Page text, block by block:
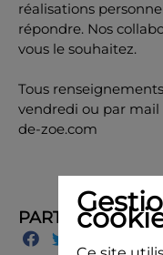
réalisations
répondre. Nos
vous le souhaitez.
Tous
vendredi ou par
de-zoe.com
PARTAGER